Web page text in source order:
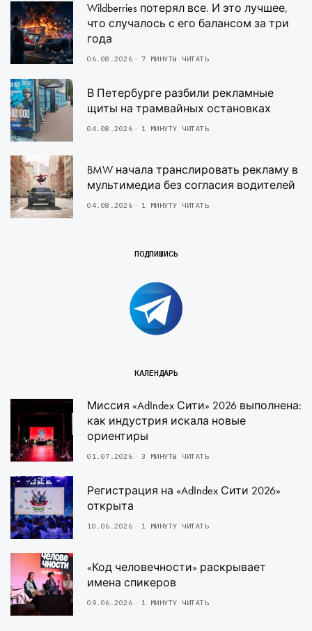
Wildberries потерял все. И это лучшее,
что случалось с его балансом за три
года
06.08.2026 7 МИНУТЫ ЧИТАТЬ
В Петербурге разбили рекламные
щиты на трамвайных остановках
04.08.2026 1 МИНУТУ ЧИТАТЬ
BMW начала транслировать рекламу в
мультимедиа без согласия водителей
04.08.2026 1 МИНУТУ ЧИТАТЬ
ПОДПИШИСЬ
КАЛЕНДАРЬ
Миссия «AdIndex Сити» 2026 выполнена:
как индустрия искала новые
ориентиры
01.07.2026 3 МИНУТЫ ЧИТАТЬ
Регистрация на «AdIndex Сити 2026»
открыта
10.06.2026 1 МИНУТУ ЧИТАТЬ
«Код человечности» раскрывает
имена спикеров
09.06.2026 1 МИНУТУ ЧИТАТЬ